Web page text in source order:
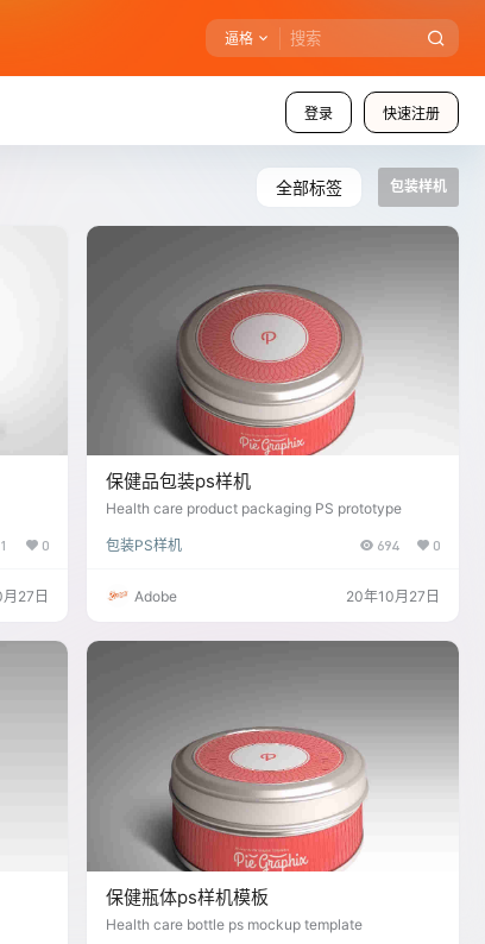
逼格
登录 快速注册
全部标签 包装样机
0
27日
保健品包装ps样机
Health care product packaging PS prototype
包装PS样机 694 0
Adobe 20年10月27日
保健瓶体ps样机模板
Health care bottle ps mockup template